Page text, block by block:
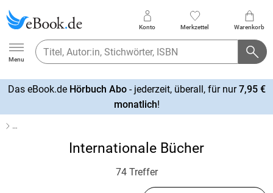
Ebook.de
Menu
Konto Merkzettel Warenkorb
Das eBook.de Hörbuch Abo- jederzeit, überall, für nur7,95 €
monatlich!
…
Internationale Bücher
74 Treffer